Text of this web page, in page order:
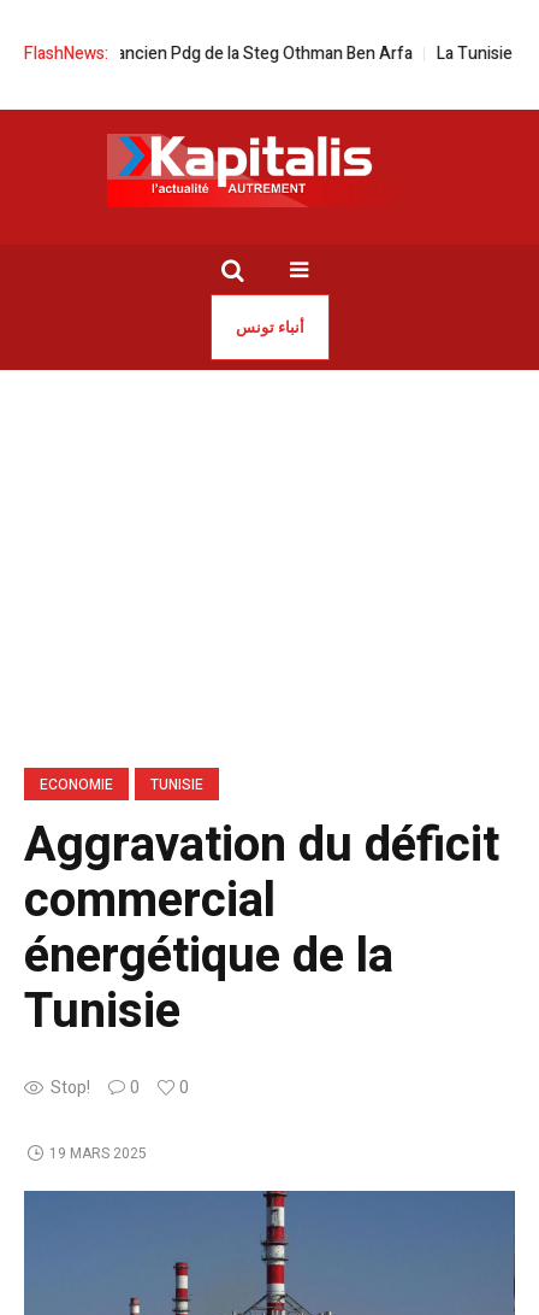
FlashNews:
de l’ancien Pdg de la Steg Othman Ben Arfa La Tunisie à
أنباء تونس
ECONOMIE TUNISIE
Aggravation du déficit
commercial
énergétique de la
Tunisie
Stop! 0 0
19 MARS 2025